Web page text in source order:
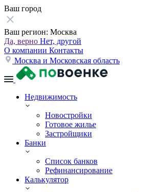
Ваш город
Ваш регион: Москва
Да, верно Нет, другой
О компании Контакты
Москва и Московская область
Недвижимость
Новостройки
Готовое жилье
Застройщики
Банки
Список банков
Рефинансирование
Калькулятор